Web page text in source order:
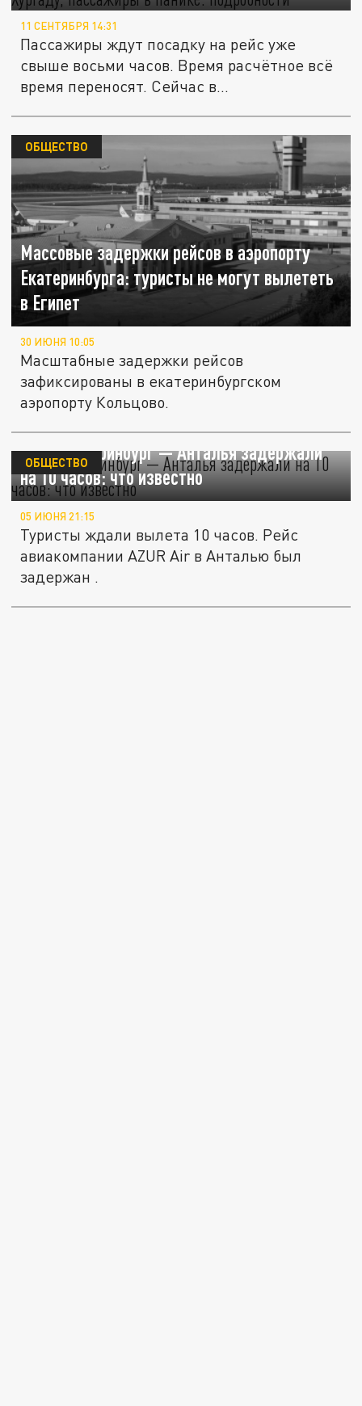
11 СЕНТЯБРЯ 14:31
Пассажиры ждут посадку на рейс уже
свыше восьми часов. Время расчётное всё
время переносят. Сейчас в...
Массовые задержки рейсов в аэропорту
Екатеринбурга: туристы не могут вылететь
в Египет
ОБЩЕСТВО
30 ИЮНЯ 10:05
Масштабные задержки рейсов
зафиксированы в екатеринбургском
аэропорту Кольцово.
Рейс Екатеринбург — Анталья задержали
на 10 часов: что известно
ОБЩЕСТВО
05 ИЮНЯ 21:15
Туристы ждали вылета 10 часов. Рейс
авиакомпании AZUR Air в Анталью был
задержан .